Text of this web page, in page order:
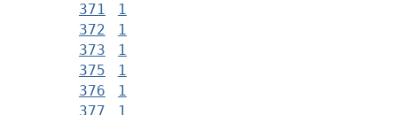
371
1
372
1
373
1
375
1
376
1
377
1